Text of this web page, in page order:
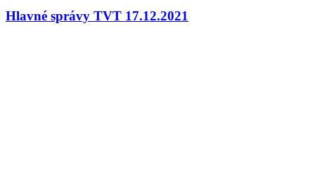
Hlavné správy TVT 17.12.2021